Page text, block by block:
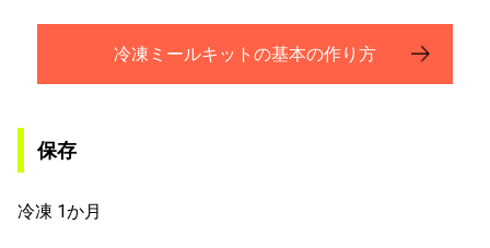
冷凍ミールキットの基本の作り方
保存
冷凍 1か月